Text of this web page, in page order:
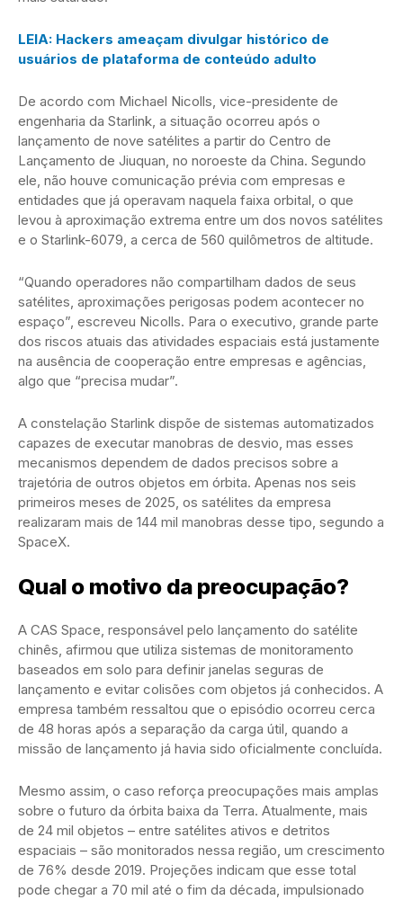
LEIA: Hackers ameaçam divulgar histórico de
usuários de plataforma de conteúdo adulto
De acordo com Michael Nicolls, vice-presidente de
engenharia da Starlink, a situação ocorreu após o
lançamento de nove satélites a partir do Centro de
Lançamento de Jiuquan, no noroeste da China. Segundo
ele, não houve comunicação prévia com empresas e
entidades que já operavam naquela faixa orbital, o que
levou à aproximação extrema entre um dos novos satélites
e o Starlink-6079, a cerca de 560 quilômetros de altitude.
“Quando operadores não compartilham dados de seus
satélites, aproximações perigosas podem acontecer no
espaço”, escreveu Nicolls. Para o executivo, grande parte
dos riscos atuais das atividades espaciais está justamente
na ausência de cooperação entre empresas e agências,
algo que “precisa mudar”.
A constelação Starlink dispõe de sistemas automatizados
capazes de executar manobras de desvio, mas esses
mecanismos dependem de dados precisos sobre a
trajetória de outros objetos em órbita. Apenas nos seis
primeiros meses de 2025, os satélites da empresa
realizaram mais de 144 mil manobras desse tipo, segundo a
SpaceX.
Qual o motivo da preocupação?
A CAS Space, responsável pelo lançamento do satélite
chinês, afirmou que utiliza sistemas de monitoramento
baseados em solo para definir janelas seguras de
lançamento e evitar colisões com objetos já conhecidos. A
empresa também ressaltou que o episódio ocorreu cerca
de 48 horas após a separação da carga útil, quando a
missão de lançamento já havia sido oficialmente concluída.
Mesmo assim, o caso reforça preocupações mais amplas
sobre o futuro da órbita baixa da Terra. Atualmente, mais
de 24 mil objetos – entre satélites ativos e detritos
espaciais – são monitorados nessa região, um crescimento
de 76% desde 2019. Projeções indicam que esse total
pode chegar a 70 mil até o fim da década, impulsionado